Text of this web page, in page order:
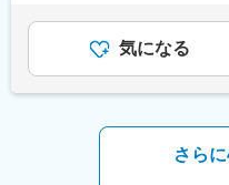
◆月給25
◆長距離運
気になる
さら